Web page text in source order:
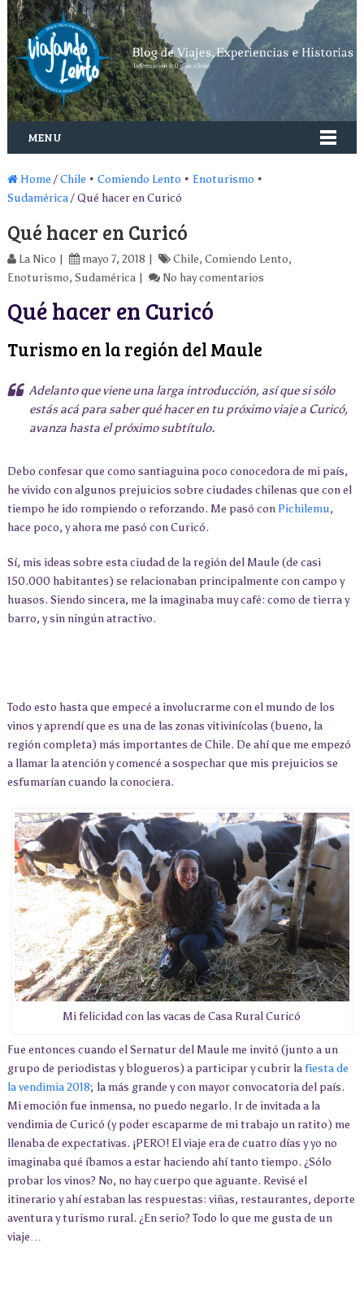
MENU
Home /Chile • Comiendo Lento • Enoturismo •
Sudamérica/ Qué hacer en Curicó
Qué hacer en Curicó
La Nico mayo 7, 2018 Chile, Comiendo Lento,
Enoturismo, Sudamérica No hay comentarios
Qué hacer en Curicó
Turismo en la región del Maule
Adelanto que viene una larga introducción, así que si sólo
estás acá para saber qué hacer en tu próximo viaje a Curicó,
avanza hasta el próximo subtítulo.
Debo confesar que como santiaguina poco conocedora de mi país,
he vivido con algunos prejuicios sobre ciudades chilenas que con el
tiempo he ido rompiendo o reforzando. Me pasó con Pichilemu,
hace poco, y ahora me pasó con Curicó.
Sí, mis ideas sobre esta ciudad de la región del Maule (de casi
150.000 habitantes) se relacionaban principalmente con campo y
huasos. Siendo sincera, me la imaginaba muy café: como de tierra y
barro, y sin ningún atractivo.
Todo esto hasta que empecé a involucrarme con el mundo de los
vinos y aprendí que es una de las zonas vitivinícolas (bueno, la
región completa) más importantes de Chile. De ahí que me empezó
a llamar la atención y comencé a sospechar que mis prejuicios se
esfumarían cuando la conociera.
Mi felicidad con las vacas de Casa Rural Curicó
Fue entonces cuando el Sernatur del Maule me invitó (junto a un
grupo de periodistas y blogueros) a participar y cubrir lafiesta de
la vendimia 2018; la más grande y con mayor convocatoria del país.
Mi emoción fue inmensa, no puedo negarlo. Ir de invitada a la
vendimia de Curicó (y poder escaparme de mi trabajo un ratito) me
llenaba de expectativas. ¡PERO! El viaje era de cuatro días y yo no
imaginaba qué íbamos a estar haciendo ahí tanto tiempo. ¿Sólo
probar los vinos? No, no hay cuerpo que aguante. Revisé el
itinerario y ahí estaban las respuestas: viñas, restaurantes, deporte
aventura y turismo rural. ¿En serio? Todo lo que me gusta de un
viaje…